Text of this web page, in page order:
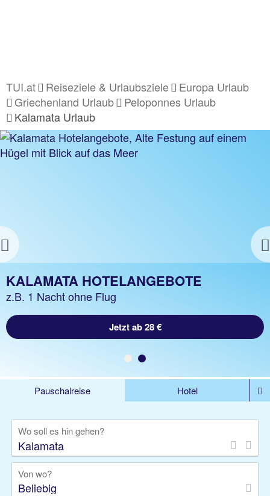
TUI.at Reiseziele & Urlaubsziele
Europa Urlaub
Griechenland Urlaub
Peloponnes Urlaub
Kalamata Urlaub
Previous
KALAMATA URLAUB
z.B. 1 Woche Hotel inkl. Flug
Jetzt ab 365 €
KALAMATA HOTELANGEBOTE
z.B. 1 Nacht ohne Flug
Jetzt ab 28 €
Pauschalreise
Hotel
Rundreise
Kreuzfahrt
Gruppenreise
Camper Privattransfer
Wo soll es hin gehen?
Von wo?
Beliebig